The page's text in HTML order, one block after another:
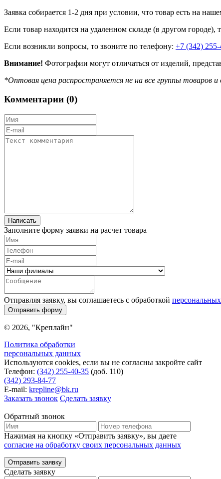
Заявка собирается 1-2 дня при условии, что товар есть на
Если товар находится на удаленном складе (в другом городе),
Если возникли вопросы, то звоните по телефону: +7 (342)
Внимание! Фотографии могут отличаться от изделий,
*Оптовая цена распространяется не на все группы товаров и
Комментарии (0)
Заполните форму заявки на расчет товара
Отправляя заявку, вы соглашаетесь с обработкой
Отправить форму
© 2026, "Креплайн"
Политика обработки
персональных данных
Используются cookies, если вы не согласны закройте сайт
Телефон: (342) 255-40-35 (доб. 110)
(342) 293-84-77
E-mail: krepline@bk.ru
Заказать звонок Сделать заявку
Обратный звонок
Нажимая на кнопку «Отправить заявку», вы даете
согласие на обработку своих персональных данных
Отправить заявку
Сделать заявку